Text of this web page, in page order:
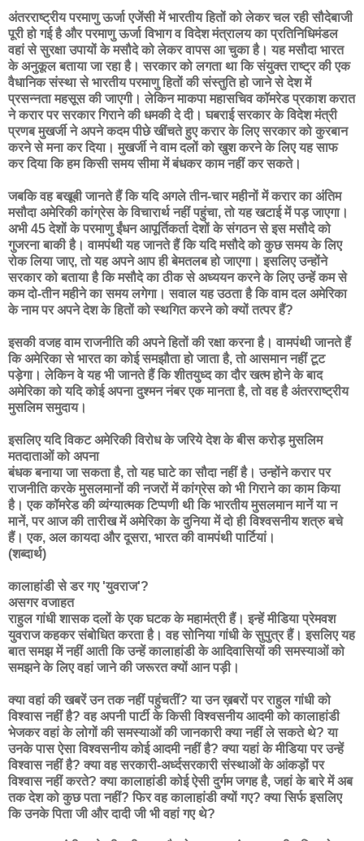
अंतरराष्ट्रीय परमाणु ऊर्जा एजेंसी में भारतीय हितों को लेकर चल रही सौदेबाजी
पूरी हो गई है और परमाणु ऊर्जा विभाग व विदेश मंत्रालय का प्रतिनिधिमंडल
वहां से सुरक्षा उपायों के मसौदे को लेकर वापस आ चुका है। यह मसौदा भारत
के अनुकूल बताया जा रहा है। सरकार को लगता था कि संयुक्त राष्ट्र की एक
वैधानिक संस्था से भारतीय परमाणु हितों की संस्तुति हो जाने से देश में
प्रसन्नता महसूस की जाएगी। लेकिन माकपा महासचिव कॉमरेड प्रकाश करात
ने करार पर सरकार गिराने की धमकी दे दी। घबराई सरकार के विदेश मंत्री
प्रणब मुखर्जी ने अपने कदम पीछे खींचते हुए करार के लिए सरकार को कुरबान
करने से मना कर दिया। मुखर्जी ने वाम दलों को खुश करने के लिए यह साफ
कर दिया कि हम किसी समय सीमा में बंधकर काम नहीं कर सकते।
जबकि वह बखूबी जानते हैं कि यदि अगले तीन-चार महीनों में करार का अंतिम
मसौदा अमेरिकी कांग्रेस के विचारार्थ नहीं पहुंचा, तो यह खटाई में पड़ जाएगा।
अभी 45 देशों के परमाणु ईंधन आपूर्तिकर्ता देशों के संगठन से इस मसौदे को
गुजरना बाकी है। वामपंथी यह जानते हैं कि यदि मसौदे को कुछ समय के लिए
रोक लिया जाए, तो यह अपने आप ही बेमतलब हो जाएगा। इसलिए उन्होंने
सरकार को बताया है कि मसौदे का ठीक से अध्ययन करने के लिए उन्हें कम से
कम दो-तीन महीने का समय लगेगा। सवाल यह उठता है कि वाम दल अमेरिका
के नाम पर अपने देश के हितों को स्थगित करने को क्यों तत्पर हैं?
इसकी वजह वाम राजनीति की अपने हितों की रक्षा करना है। वामपंथी जानते हैं
कि अमेरिका से भारत का कोई समझौता हो जाता है, तो आसमान नहीं टूट
पड़ेगा। लेकिन वे यह भी जानते हैं कि शीतयुध्द का दौर खत्म होने के बाद
अमेरिका को यदि कोई अपना दुश्मन नंबर एक मानता है, तो वह है अंतरराष्ट्रीय
मुसलिम समुदाय।
इसलिए यदि विकट अमेरिकी विरोध के जरिये देश के बीस करोड़ मुसलिम
मतदाताओं को अपना
बंधक बनाया जा सकता है, तो यह घाटे का सौदा नहीं है। उन्होंने करार पर
राजनीति करके मुसलमानों की नजरों में कांग्रेस को भी गिराने का काम किया
है। एक कॉमरेड की व्यंग्यात्मक टिप्पणी थी कि भारतीय मुसलमान मानें या न
मानें, पर आज की तारीख में अमेरिका के दुनिया में दो ही विश्वसनीय शत्रु बचे
हैं। एक, अल कायदा और दूसरा, भारत की वामपंथी पार्टियां।
(शब्दार्थ)
कालाहांडी से डर गए 'युवराज'?
असगर वजाहत
राहुल गांधी शासक दलों के एक घटक के महामंत्री हैं। इन्हें मीडिया प्रेमवश
युवराज कहकर संबोधित करता है। वह सोनिया गांधी के सुपुत्र हैं। इसलिए यह
बात समझ में नहीं आती कि उन्हें कालाहांडी के आदिवासियों की समस्याओं को
समझने के लिए वहां जाने की जरूरत क्यों आन पड़ी।
क्या वहां की खबरें उन तक नहीं पहुंचतीं? या उन ख़बरों पर राहुल गांधी को
विश्वास नहीं है? वह अपनी पार्टी के किसी विश्वसनीय आदमी को कालाहांडी
भेजकर वहां के लोगों की समस्याओं की जानकारी क्या नहीं ले सकते थे? या
उनके पास ऐसा विश्वसनीय कोई आदमी नहीं है? क्या यहां के मीडिया पर उन्हें
विश्वास नहीं है? क्या वह सरकारी-अर्ध्दसरकारी संस्थाओं के आंकड़ों पर
विश्वास नहीं करते? क्या कालाहांडी कोई ऐसी दुर्गम जगह है, जहां के बारे में अब
तक देश को कुछ पता नहीं? फिर वह कालाहांडी क्यों गए? क्या सिर्फ इसलिए
कि उनके पिता जी और दादी जी भी वहां गए थे?